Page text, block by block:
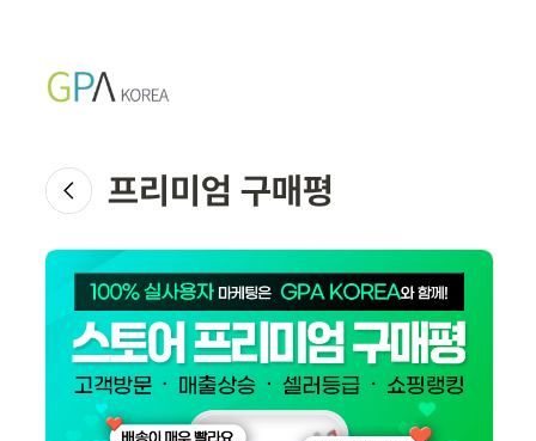
프리미엄 구매평